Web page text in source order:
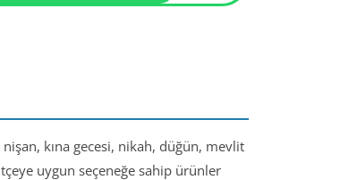
nişan, kına gecesi, nikah, düğün, mevlit
uygun seçeneğe sahip ürünler